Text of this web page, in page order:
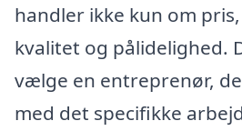
handler ikke kun om
kvalitet og pålidelighed.
vælge en entreprenør,
med det specifikke